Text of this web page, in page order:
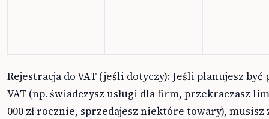
Rejestracja do VAT (jeśli dotyczy): Jeśli planujesz być
VAT (np. świadczysz usługi dla firm, przekraczasz
000 zł rocznie, sprzedajesz niektóre towary), musisz